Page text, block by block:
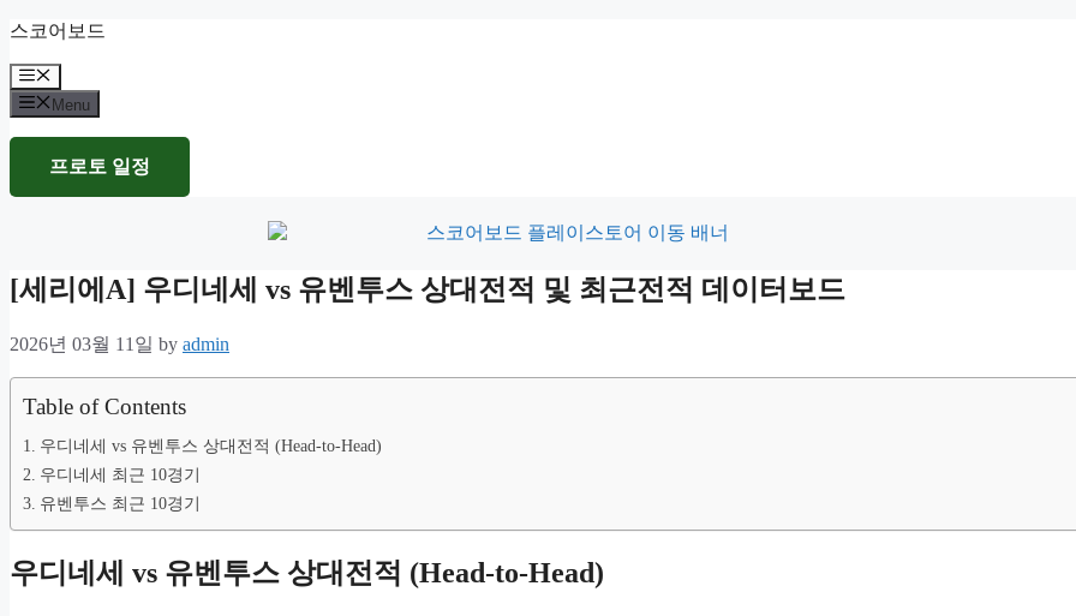
Skip
content
스코어보드
Menu
Menu
프로토 일정
[세리에A] 우디네세 vs 유벤투스 상대전적 및 최근전적 데이터보드
2026년 03월 11일 by admin
Table of Contents
우디네세 vs 유벤투스 상대전적 (Head-to-Head)
우디네세 최근 10경기
유벤투스 최근 10경기
우디네세 vs 유벤투스 상대전적 (Head-to-Head)